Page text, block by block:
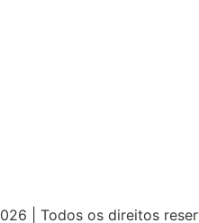
| Todos os direitos